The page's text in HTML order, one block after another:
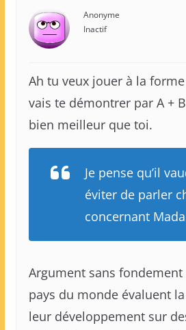
Anonyme
Inactif
Ah tu veux jouer à la forme
vais te démontrer par A +
bien meilleur que toi.
Je pense qu’il
éviter de parler
concernant
Argument sans fondement
pays du monde évaluent
leur développement sur